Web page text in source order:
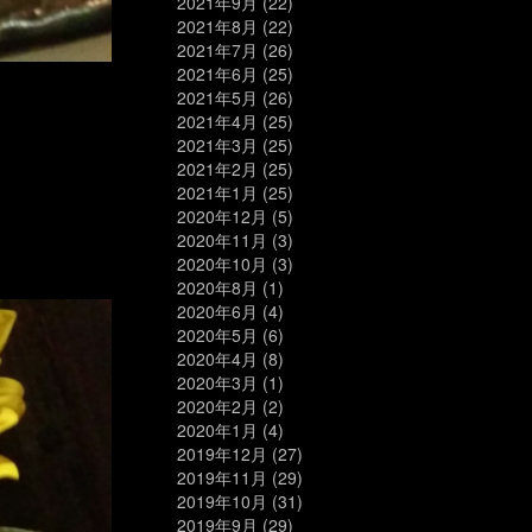
2021年8月 (22)
2021年7月 (26)
2021年6月 (25)
2021年5月 (26)
2021年4月 (25)
2021年3月 (25)
2021年2月 (25)
2021年1月 (25)
2020年12月 (5)
2020年11月 (3)
2020年10月 (3)
2020年8月 (1)
2020年6月 (4)
2020年5月 (6)
2020年4月 (8)
2020年3月 (1)
2020年2月 (2)
2020年1月 (4)
2019年12月 (27)
2019年11月 (29)
2019年10月 (31)
2019年9月 (29)